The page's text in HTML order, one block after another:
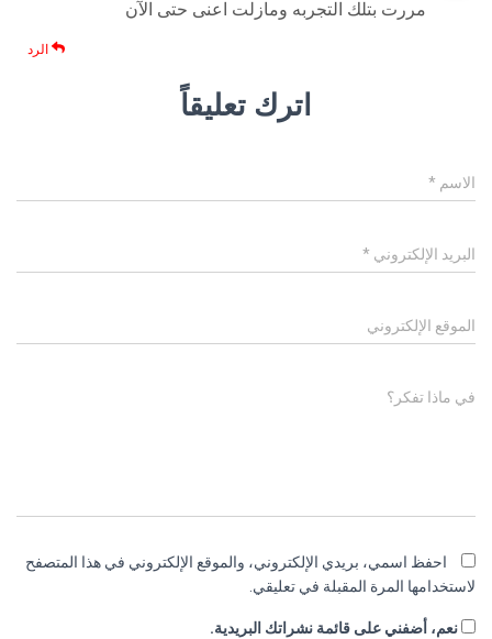
مررت بتلك التجربه ومازلت اعنى حتى الآن
الرد
اترك تعليقاً
الاسم *
البريد الإلكتروني *
الموقع الإلكتروني
في ماذا تفكر؟
احفظ اسمي، بريدي الإلكتروني، والموقع الإلكتروني في هذا المتصفح
لاستخدامها المرة المقبلة في تعليقي.
نعم، أضفني على قائمة نشراتك البريدية.